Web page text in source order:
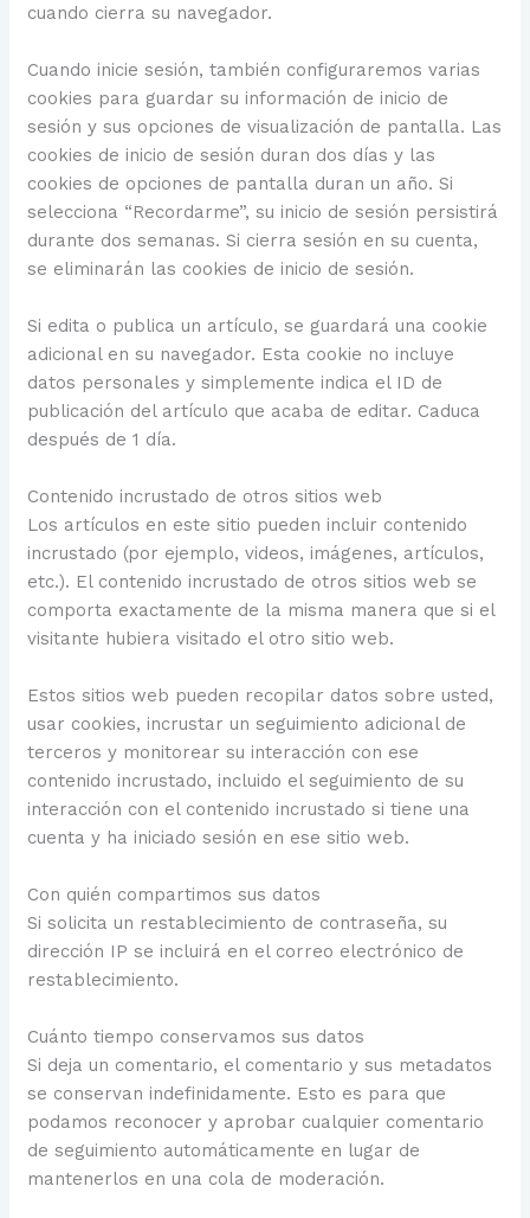
cuando cierra su navegador.
Cuando inicie sesión, también configuraremos varias
cookies para guardar su información de inicio de
sesión y sus opciones de visualización de pantalla. Las
cookies de inicio de sesión duran dos días y las
cookies de opciones de pantalla duran un año. Si
selecciona “Recordarme”, su inicio de sesión persistirá
durante dos semanas. Si cierra sesión en su cuenta,
se eliminarán las cookies de inicio de sesión.
Si edita o publica un artículo, se guardará una cookie
adicional en su navegador. Esta cookie no incluye
datos personales y simplemente indica el ID de
publicación del artículo que acaba de editar. Caduca
después de 1 día.
Contenido incrustado de otros sitios web
Los artículos en este sitio pueden incluir contenido
incrustado (por ejemplo, videos, imágenes, artículos,
etc.). El contenido incrustado de otros sitios web se
comporta exactamente de la misma manera que si el
visitante hubiera visitado el otro sitio web.
Estos sitios web pueden recopilar datos sobre usted,
usar cookies, incrustar un seguimiento adicional de
terceros y monitorear su interacción con ese
contenido incrustado, incluido el seguimiento de su
interacción con el contenido incrustado si tiene una
cuenta y ha iniciado sesión en ese sitio web.
Con quién compartimos sus datos
Si solicita un restablecimiento de contraseña, su
dirección IP se incluirá en el correo electrónico de
restablecimiento.
Cuánto tiempo conservamos sus datos
Si deja un comentario, el comentario y sus metadatos
se conservan indefinidamente. Esto es para que
podamos reconocer y aprobar cualquier comentario
de seguimiento automáticamente en lugar de
mantenerlos en una cola de moderación.